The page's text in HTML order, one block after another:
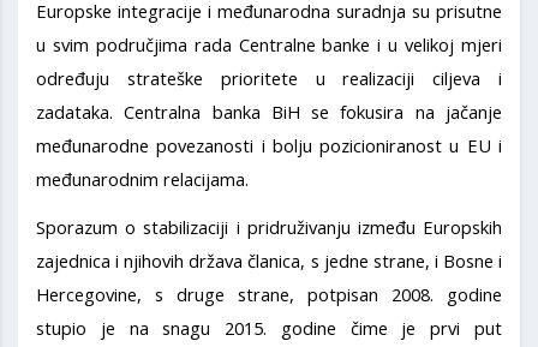
Europske integracije i međunarodna suradnja su prisutne
u svim područjima rada Centralne banke i u velikoj mjeri
određuju strateške prioritete u realizaciji ciljeva i
zadataka. Centralna banka BiH se fokusira na jačanje
međunarodne povezanosti i bolju pozicioniranost u EU i
međunarodnim relacijama.
Sporazum o stabilizaciji i pridruživanju između Europskih
zajednica i njihovih država članica, s jedne strane, i Bosne i
Hercegovine, s druge strane, potpisan 2008. godine
stupio je na snagu 2015. godine čime je prvi put